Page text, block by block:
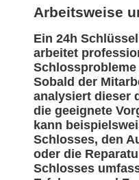
Arbeitsweise
Ein 24h
arbeitet
Sobald der
analysiert dieser
die geeignete
kann
Schlosses, den
oder die
Schlosses